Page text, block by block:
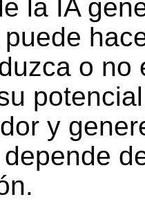
la IA
o no
y